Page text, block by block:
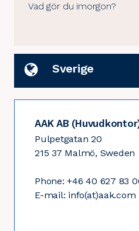
Vad gör du imorgon?
Sverige
AAK AB
Pulpetgatan 20
215 37 Malmö, Sweden
Phone: +46 40 627 83
E-mail: info(at)aak.com